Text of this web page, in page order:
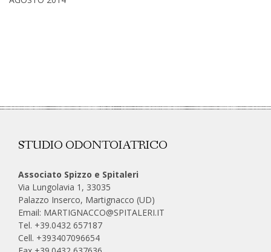
STUDIO ODONTOIATRICO
Associato Spizzo e Spitaleri
Via Lungolavia 1, 33035
Palazzo Inserco, Martignacco (UD)
Email: MARTIGNACCO@SPITALERI.IT
Tel. +39.0432 657187
Cell. +393407096654